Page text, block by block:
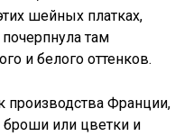
шейных платках,
там
и белого оттенков.
Франции,
или цветки и